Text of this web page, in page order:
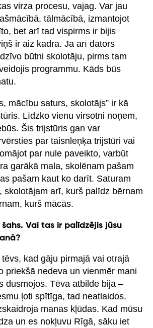
virza procesu, vajag. Var jau
tālmācībā, izmantojot
bet arī tad vispirms ir bijis
ir aiz kadra. Ja arī dators
būtni skolotāju, pirms tam
programmu. Kāds būs
mācību saturs, skolotājs” ir kā
Līdzko vienu virsotni noņem,
Šis trijstūris gan var
par taisnleņķa trijstūri vai
par nule paveikto, varbūt
garākā mala, skolēnam pašam
pašam kaut ko darīt. Saturam
skolotājam arī, kurš palīdz bērnam
kurš mācās.
Vai tas ir palīdzējis jūsu
kad gāju pirmajā vai otrajā
priekšā nedeva un vienmēr mani
dusmojos. Tēva atbilde bija –
ļoti spītīga, tad neatlaidos.
manas kļūdas. Kad mūsu
un es nokļuvu Rīgā, sāku iet